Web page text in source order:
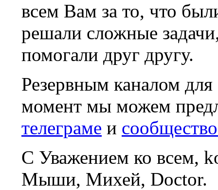
всем Вам за то, что
решали сложные
помогали друг другу.
Резервным каналом
момент мы можем
телеграме и
С Уважением ко всем,
Мыши, Михей, Doctor.